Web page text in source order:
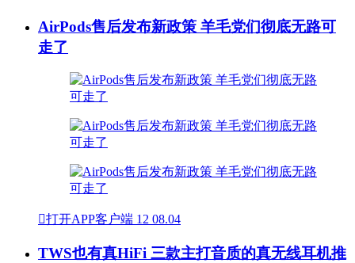
AirPods售后发布新政策 羊毛党们彻底无路可
走了
打开APP客户端 12 08.04
TWS也有真HiFi 三款主打音质的真无线耳机推